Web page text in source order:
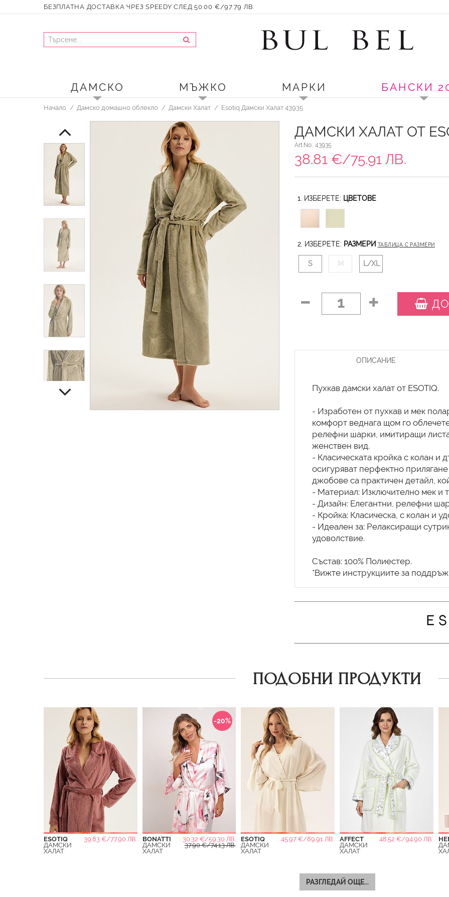
БЕЗПЛАТНА ДОСТАВКА ЧРЕЗ SPEEDY СЛЕД 50.00 €/97.79 ЛВ.
ДАМСКО МЪЖКО МАРКИ БАНСКИ
Начало Дамско домашно облекло Дамски Халат Esotiq Дамски Халат 43935
ДАМСКИ ХАЛАТ ОТ
Art.No.: 43935
38.81 €/75.91 ЛВ.
1. ИЗБЕРЕТЕ: ЦВЕТОВЕ
2. ИЗБЕРЕТЕ: РАЗМЕРИ ТАБЛИЦА С РАЗМЕРИ
S M L/XL
1
ОПИСАНИЕ
Пухкав дамски халат от ESOTIQ.
- Изработен от пухкав и мек
комфорт веднага щом го
релефни шарки, имитиращи
женствен вид.
- Класическата кройка с колан и
осигуряват перфектно
джобове са практичен детайл,
- Материал: Изключително мек и
- Дизайн: Елегантни, релефни
- Кройка: Класическа, с колан и
- Идеален за: Релаксиращи
удоволствие.
Състав: 100% Полиестер.
ПОДОБНИ ПРОДУКТИ
ESOTIQ
39.83 €/77.90 ЛВ.
ДАМСКИ
ХАЛАТ
-20%
BONATTI
30.32 €/59.30 ЛВ.
ДАМСКИ
ХАЛАТ
37.90 €/74.13 ЛВ.
ESOTIQ
45.97 €/89.91 ЛВ.
ДАМСКИ
ХАЛАТ
AFFECT
48.52 €/94.90 ЛВ.
ДАМСКИ
ХАЛАТ
РАЗГЛЕДАЙ ОЩЕ...